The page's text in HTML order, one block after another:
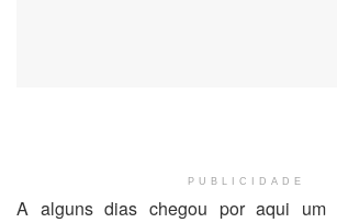
PUBLICIDADE
A alguns dias chegou por aqui um